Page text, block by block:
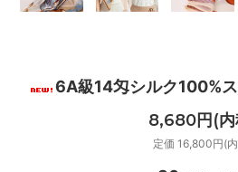
6A級14匁シルク100%
8,680円(内
定価 16,800円(